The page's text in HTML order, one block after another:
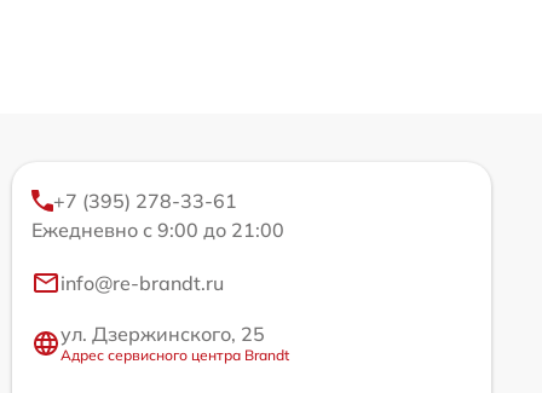
+7 (395) 278-33-61
Ежедневно с 9:00 до 21:00
info@re-brandt.ru
ул. Дзержинского, 25
Адрес сервисного центра Brandt